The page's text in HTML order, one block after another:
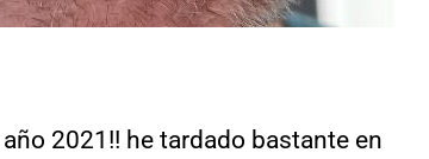
2021!! he tardado bastante en